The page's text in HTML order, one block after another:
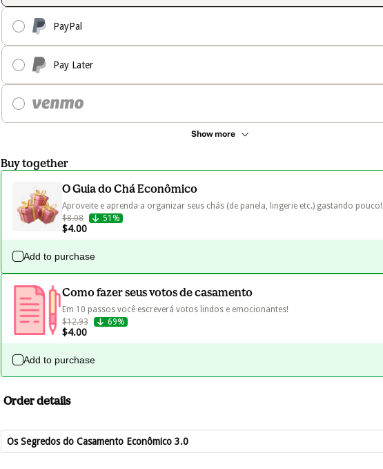
PayPal
Pay Later
Show more
Buy together
O Guia do Chá Econômico
Aproveite e aprenda a organizar seus chás (de panela, lingerie etc.) gastando pouco!
$8.08
51%
$4.00
Add to purchase
Como fazer seus votos de casamento
Em 10 passos você escreverá votos lindos e emocionantes!
$12.93
69%
$4.00
Add to purchase
Order details
Os Segredos do Casamento Econômico 3.0